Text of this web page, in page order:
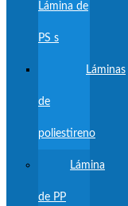
Lámina de
PS s
Láminas
de
poliestireno
Lámina
de PP